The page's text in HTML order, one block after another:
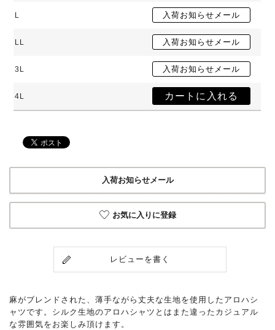
L
LL
3L
4L
入荷お知らせメール
お気に入りに登録
レビューを書く
麻がブレンドされた、薄手ながら丈夫な生地を使用したアロハシ
ャツです。シルク生地のアロハシャツとはまた違ったカジュアル
な雰囲気をお楽しみ頂けます。